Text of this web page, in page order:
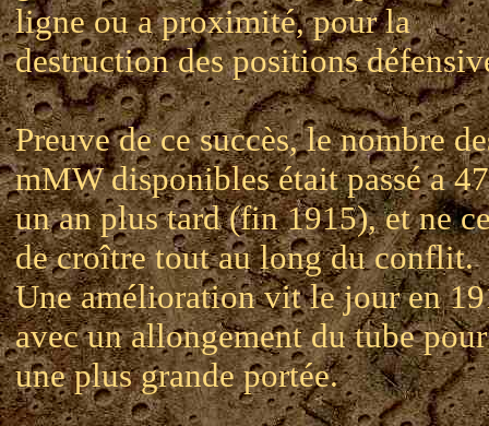
ligne ou a proximité, pour la
destruction des positions
Preuve de ce succès, le nombre
mMW disponibles était passé a
un an plus tard (fin 1915), et ne
de croître tout au long du conflit.
Une amélioration vit le jour en
avec un allongement du tube pour
une plus grande portée.